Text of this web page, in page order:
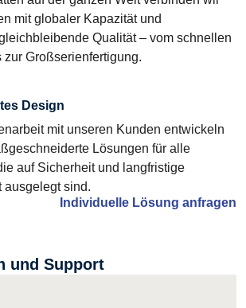
mit globaler Kapazität und
Qualität – vom schnellen
zur Großserienfertigung.
Design
mit unseren Kunden entwickeln
Lösungen für alle
auf Sicherheit und langfristige
ausgelegt sind.
Individuelle Lösung anfragen
und Support